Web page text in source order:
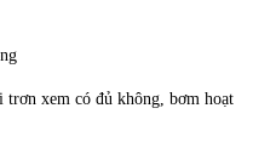
trơn xem có đủ không, bơm hoạt